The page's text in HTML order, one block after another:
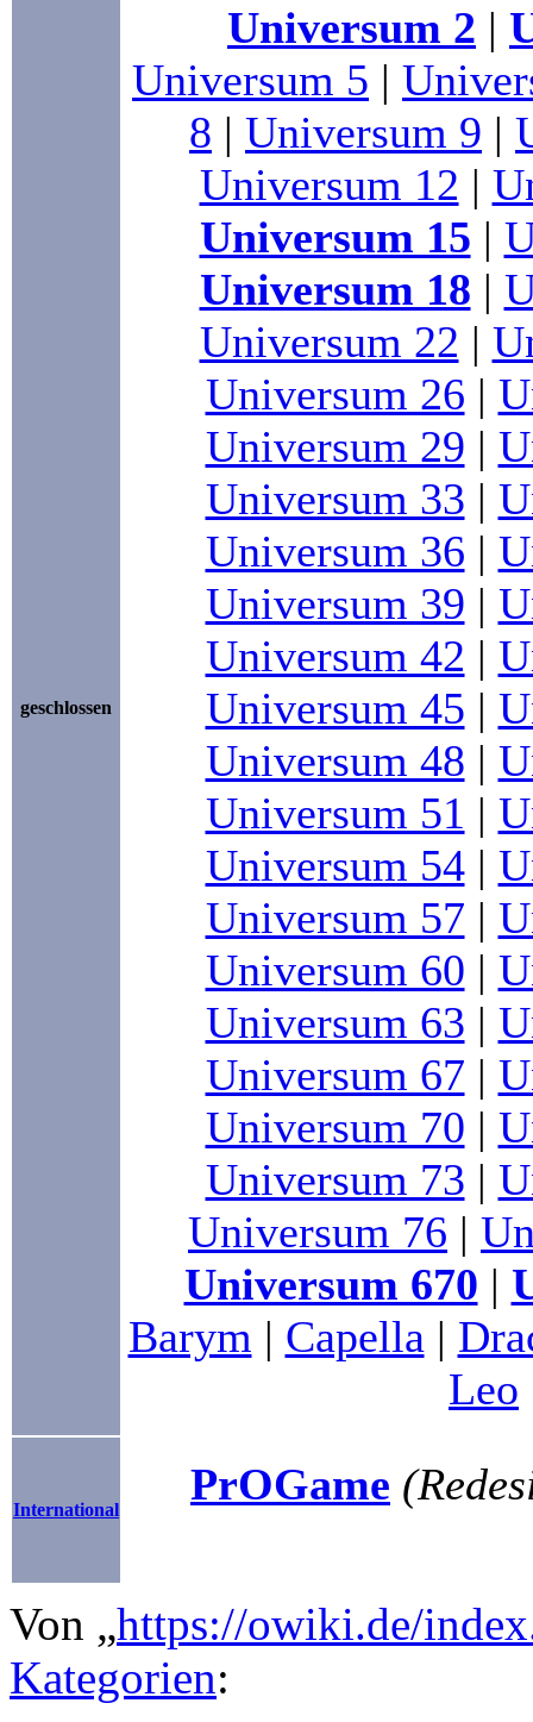
geschlossen
Universum 2 |
Universum 5 |
8 | Universum 9 |
Universum 12 |
Universum 15 |
Universum 18 |
Universum 22 |
Universum 26 |
Universum 29 |
Universum 33 |
Universum 36 |
Universum 39 |
Universum 42 |
Universum 45 |
Universum 48 |
Universum 51 |
Universum 54|
Universum 57 |
Universum 60 |
Universum 63 |
Universum 67 |
Universum 70 |
Universum 73 |
Universum 76 |
Universum 670 |
Barym | Capella |
Leo
International
PrOGame
Von „https://owiki.de/
Kategorien: